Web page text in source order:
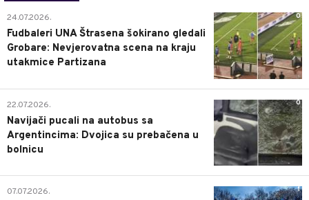
0
24.07.2026.
Fudbaleri UNA Štrasena šokirano gledali
Grobare: Nevjerovatna scena na kraju
utakmice Partizana
0
22.07.2026.
Navijači pucali na autobus sa
Argentincima: Dvojica su prebačena u
bolnicu
1
07.07.2026.